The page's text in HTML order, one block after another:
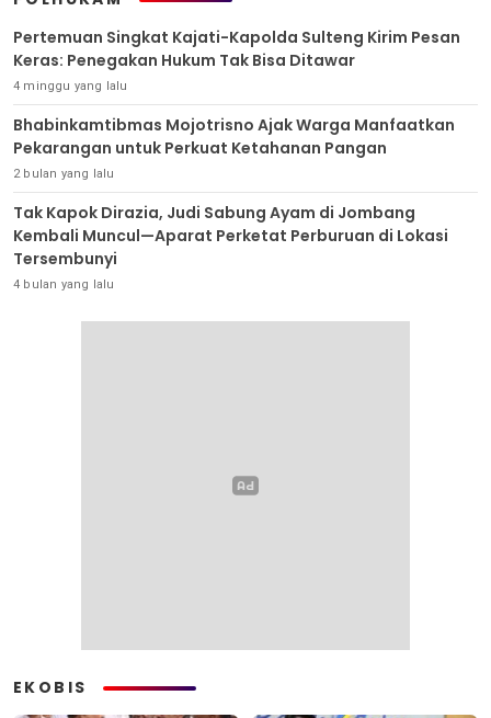
Pertemuan Singkat Kajati-Kapolda Sulteng Kirim Pesan
Keras: Penegakan Hukum Tak Bisa Ditawar
4 minggu yang lalu
Bhabinkamtibmas Mojotrisno Ajak Warga Manfaatkan
Pekarangan untuk Perkuat Ketahanan Pangan
2 bulan yang lalu
Tak Kapok Dirazia, Judi Sabung Ayam di Jombang
Kembali Muncul—Aparat Perketat Perburuan di Lokasi
Tersembunyi
4 bulan yang lalu
EKOBIS